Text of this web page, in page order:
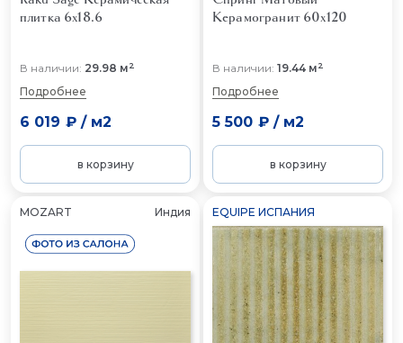
плитка 6x18.6
В наличии: 29.98 м2
Подробнее
6 019 ₽/ м2
в корзину
Керамогранит 60x120
В наличии: 19.44 м2
Подробнее
5 500 ₽/ м2
в корзину
MOZART Индия EQUIPE ИСПАНИЯ